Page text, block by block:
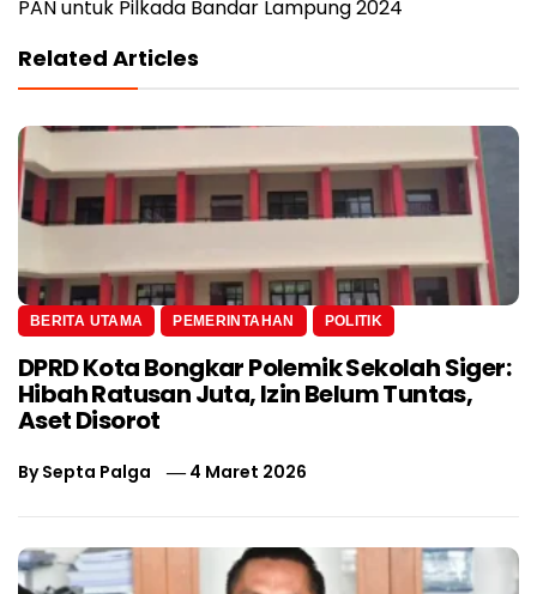
PAN untuk Pilkada Bandar Lampung 2024
Related Articles
BERITA UTAMA PEMERINTAHAN POLITIK
DPRD Kota Bongkar Polemik Sekolah Siger:
Hibah Ratusan Juta, Izin Belum Tuntas,
Aset Disorot
BySepta Palga 4 Maret 2026